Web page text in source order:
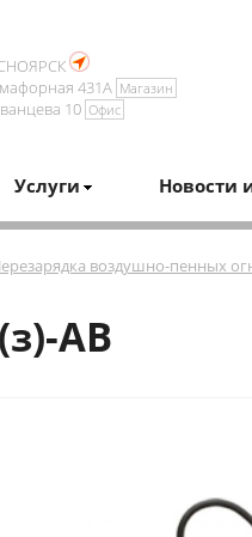
431А Магазин
10 Офис
Услуги Новости
воздушно-пенных
АВ